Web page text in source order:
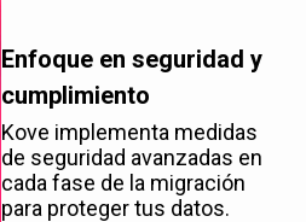
Enfoque en seguridad y
cumplimiento
Kove implementa medidas
de seguridad avanzadas en
cada fase de la migración
para proteger tus datos.